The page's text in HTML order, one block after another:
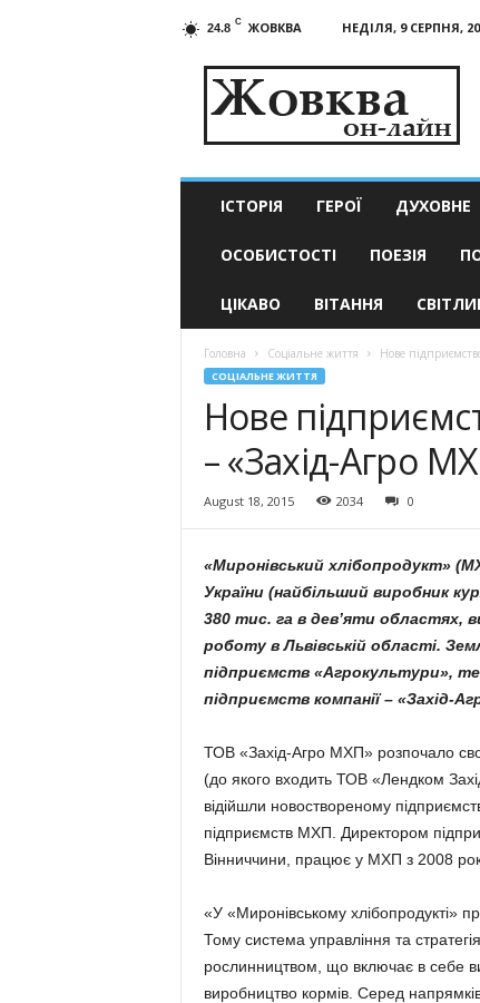
24.8 C ЖОВКВА НЕДІЛЯ, 9 СЕРПНЯ,
актуальні
ІСТОРІЯ ГЕРОЇ ДУХОВНЕ
ОСОБИСТОСТІ ПОЕЗІЯ
ЦІКАВО ВІТАННЯ
Головна Соціальне життя Нове
СОЦІАЛЬНЕ ЖИТТЯ
Нове
– «Захід-Агро
August 18, 2015 2034 0
«Миронівський хлібопродукт»
України (найбільший виробник
380 тис. га в дев’яти областях,
роботу в Львівській області.
підприємств «Агрокультури»,
підприємств компанії – «Захід-
ТОВ «Захід-Агро МХП» розпочало
(до якого входить ТОВ «Лендком
відійшли новоствореному
підприємств МХП. Директором
Вінниччини, працює у МХП з 2008
«У «Миронівському хлібопродукті»
Тому система управління та
рослинництвом, що включає в себе
виробництво кормів. Серед